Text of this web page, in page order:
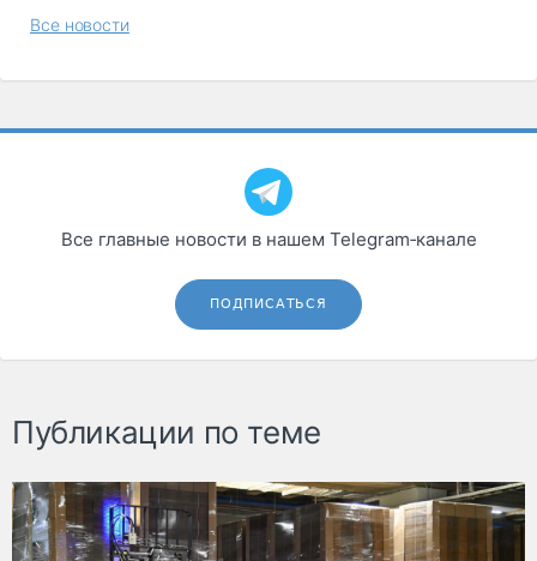
Все новости
Все главные новости в нашем Telegram‑канале
ПОДПИСАТЬСЯ
Публикации по теме